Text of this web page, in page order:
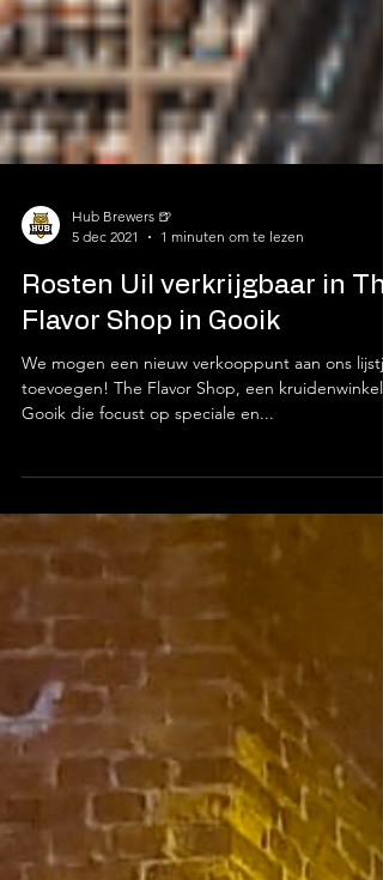
Hub Brewers 🍺
5 dec 2021
1 minuten om te lezen
Rosten Uil verkrijgbaar in
Flavor Shop in Gooik
We mogen een nieuw verkooppunt aan ons lijstje